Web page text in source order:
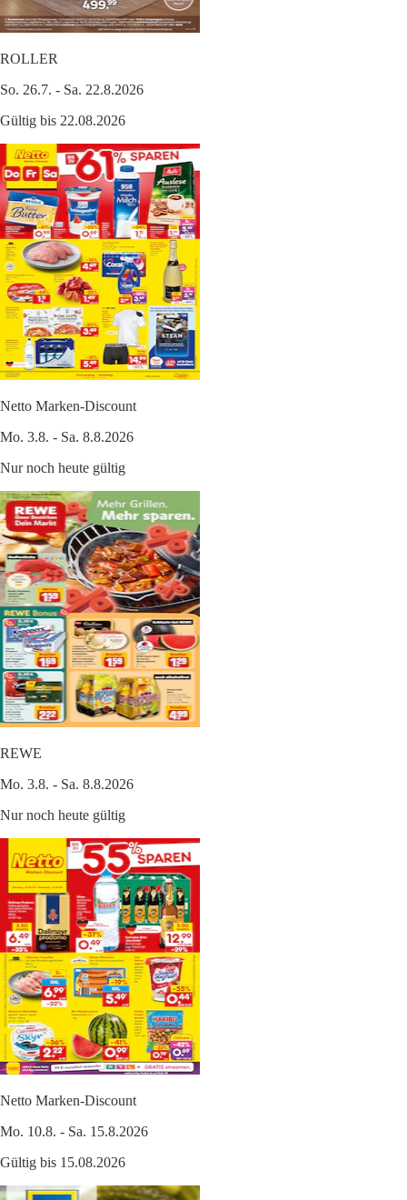
ROLLER
So. 26.7. - Sa. 22.8.2026
Gültig bis 22.08.2026
Netto Marken-Discount
Mo. 3.8. - Sa. 8.8.2026
Nur noch heute gültig
REWE
Mo. 3.8. - Sa. 8.8.2026
Nur noch heute gültig
Netto Marken-Discount
Mo. 10.8. - Sa. 15.8.2026
Gültig bis 15.08.2026